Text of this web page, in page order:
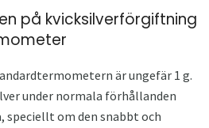
på kvicksilverförgiftning
är ungefär 1 g.
under normala förhållanden
om den snabbt och